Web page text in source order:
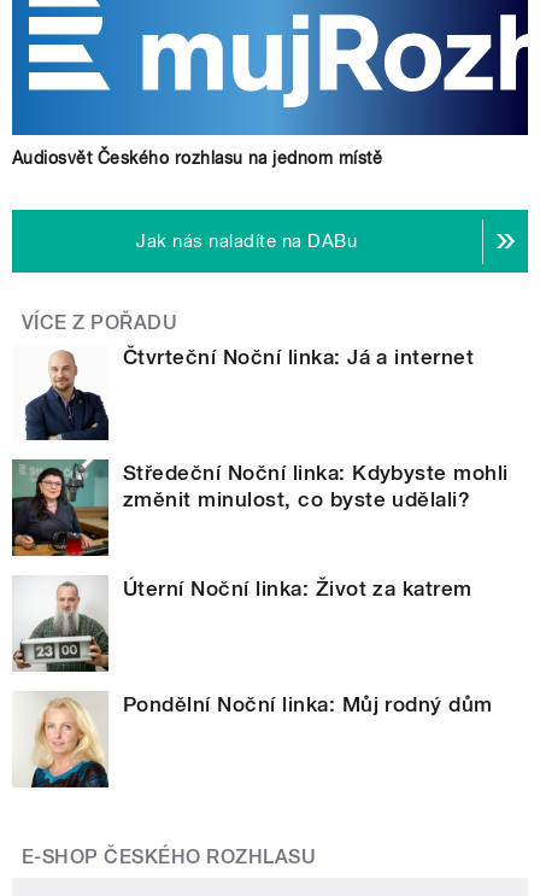
Audiosvět Českého rozhlasu na jednom místě
Jak nás naladíte na DABu
VÍCE Z POŘADU
Čtvrteční Noční linka: Já a internet
Středeční Noční linka: Kdybyste mohli
změnit minulost, co byste udělali?
Úterní Noční linka: Život za katrem
Pondělní Noční linka: Můj rodný dům
E-SHOP ČESKÉHO ROZHLASU